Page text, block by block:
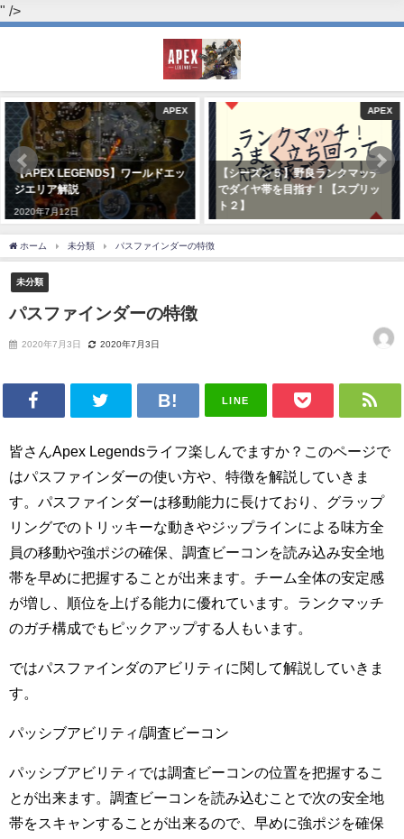
" />
APEX
【APEX LEGENDS】ワールドエッ
ジエリア解説
2020年7月12日
APEX
【シーズン５】野良ランクマッチ
でダイヤ帯を目指す！【スプリッ
ト２】
ホーム 未分類 パスファインダーの特徴
未分類
パスファインダーの特徴
2020年7月3日 2020年7月3日
LINE
皆さんApex Legendsライフ楽しんでますか？このページで
はパスファインダーの使い方や、特徴を解説していきま
す。パスファインダーは移動能力に長けており、グラップ
リングでのトリッキーな動きやジップラインによる味方全
員の移動や強ポジの確保、調査ビーコンを読み込み安全地
帯を早めに把握することが出来ます。チーム全体の安定感
が増し、順位を上げる能力に優れています。ランクマッチ
のガチ構成でもピックアップする人もいます。
ではパスファインダのアビリティに関して解説していきま
す。
パッシブアビリティ/調査ビーコン
パッシブアビリティでは調査ビーコンの位置を把握するこ
とが出来ます。調査ビーコンを読み込むことで次の安全地
帯をスキャンすることが出来るので、早めに強ポジを確保